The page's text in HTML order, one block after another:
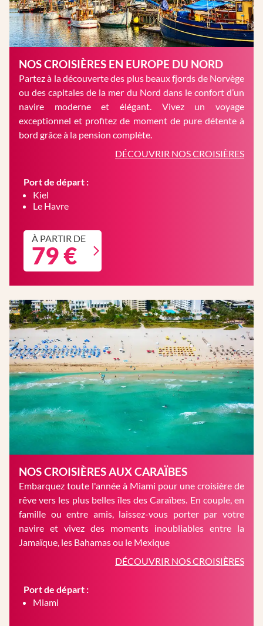
NOS CROISIÈRES EN EUROPE DU NORD
Partez à la découverte des plus beaux fjords de Norvège
ou des capitales de la mer du Nord dans le confort d’un
navire moderne et élégant. Vivez un voyage
exceptionnel et profitez de moment de pure détente à
bord grâce à la pension complète.
DÉCOUVRIR NOS CROISIÈRES
Port de départ :
Kiel
Le Havre
À PARTIR DE
79 €
NOS CROISIÈRES AUX CARAÏBES
Embarquez toute l'année à Miami pour une croisière de
rêve vers les plus belles îles des Caraïbes. En couple, en
famille ou entre amis, laissez-vous porter par votre
navire et vivez des moments inoubliables entre la
Jamaïque, les Bahamas ou le Mexique
DÉCOUVRIR NOS CROISIÈRES
Port de départ :
Miami